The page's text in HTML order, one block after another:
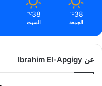
38
℃
الجمعة
38
℃
السبت
عن Ibrahim El-Apgigy